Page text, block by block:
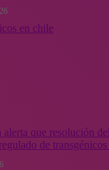
alerta que resolución
de